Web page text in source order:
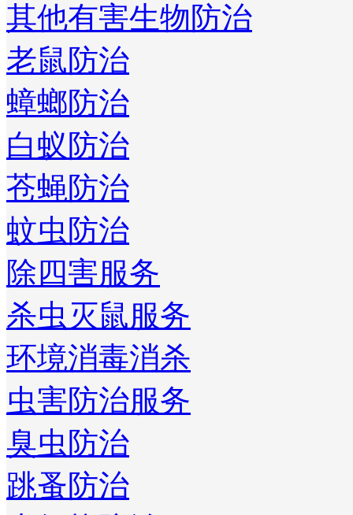
其他有害生物防治
老鼠防治
蟑螂防治
白蚁防治
苍蝇防治
蚊虫防治
除四害服务
杀虫灭鼠服务
环境消毒消杀
虫害防治服务
臭虫防治
跳蚤防治